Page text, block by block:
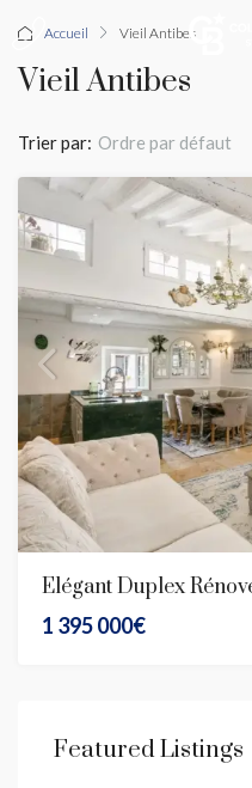
Accueil Vieil Antibes
Vieil Antibes
Trier par: Ordre par défaut
1 395 000€
Featured Listings